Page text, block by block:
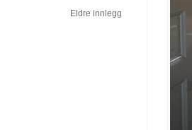
Eldre innlegg